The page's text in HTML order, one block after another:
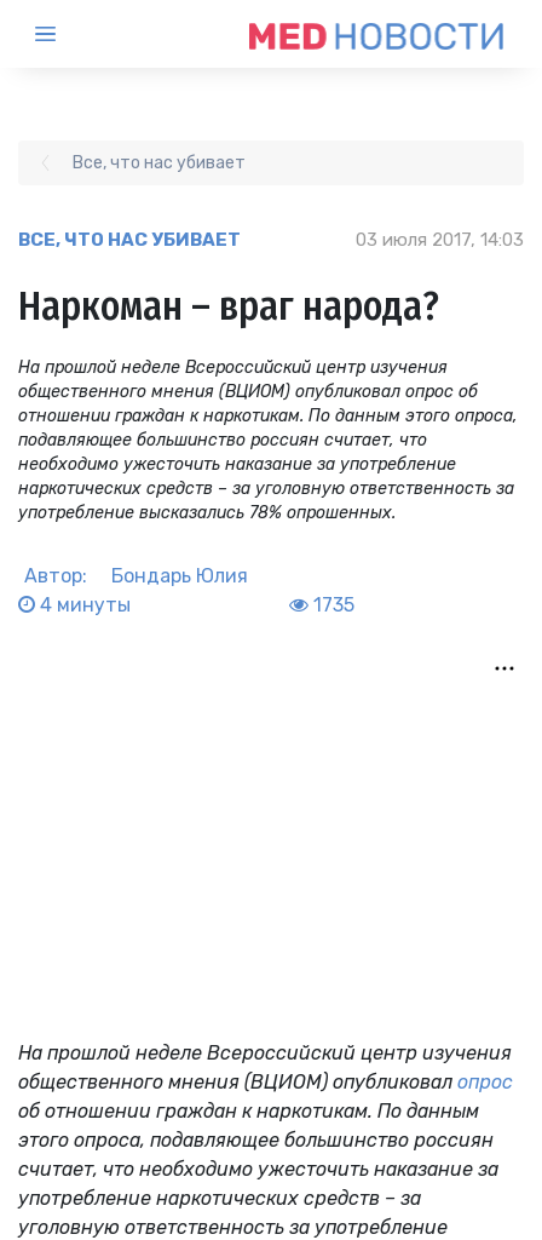
Все, что нас убивает
ВСЕ, ЧТО НАС УБИВАЕТ 03 июля 2017, 14:03
Наркоман – враг народа?
На прошлой неделе Всероссийский центр изучения
общественного мнения (ВЦИОМ) опубликовал опрос об
отношении граждан к наркотикам. По данным этого опроса,
подавляющее большинство россиян считает, что
необходимо ужесточить наказание за употребление
наркотических средств – за уголовную ответственность за
употребление высказались 78% опрошенных.
Автор:
Бондарь Юлия
4 минуты
1735
На прошлой неделе Всероссийский центр изучения
общественного мнения (ВЦИОМ) опубликовал опрос
об отношении граждан к наркотикам. По данным
этого опроса, подавляющее большинство россиян
считает, что необходимо ужесточить наказание за
употребление наркотических средств – за
уголовную ответственность за употребление